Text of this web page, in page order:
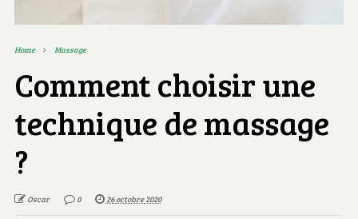
Home Massage
Comment choisir une
technique de massage
?
Oscar 0 26 octobre 2020